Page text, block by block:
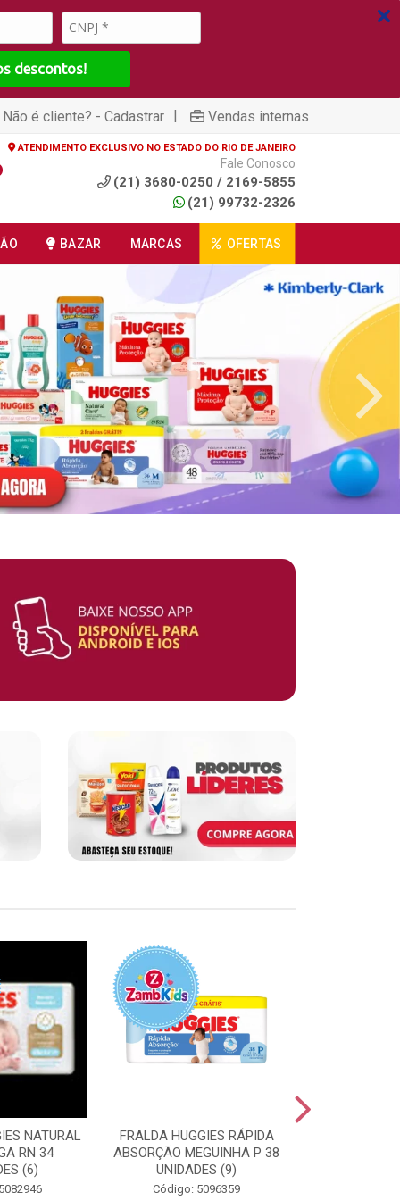
descontos!
Não é cliente? - Cadastrar | Vendas internas
ATENDIMENTO EXCLUSIVO NO ESTADO DO RIO DE JANEIRO
Fale Conosco
(21) 3680-0250 / 2169-5855
(21) 99732-2326
BAZAR MARCAS OFERTAS
NATURAL
RN 34
(6)
FRALDA HUGGIES RÁPIDA
ABSORÇÃO MEGUINHA P 38
UNIDADES (9)
Código: 5096359